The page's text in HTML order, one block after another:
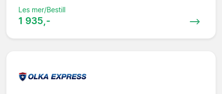
Les mer/Bestill
1 935,-